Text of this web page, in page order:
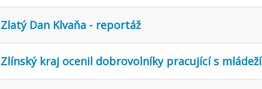
Zlatý Dan Klvaňa - reportáž
Zlínský kraj ocenil dobrovolníky pracující s mládeží